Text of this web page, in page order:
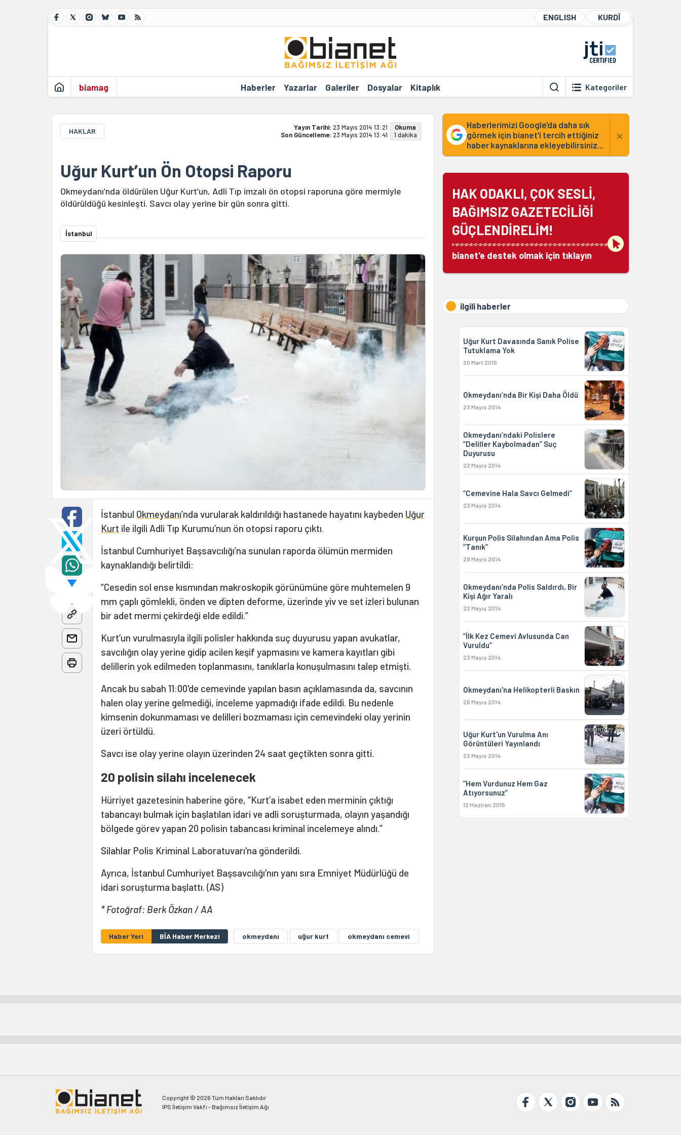
ENGLISH KURDÎ
biamag Haberler Yazarlar Galeriler Dosyalar Kitaplık Kategoriler
HAKLAR Yayın Tarihi: 23 Mayıs 2014 13:21
Son Güncelleme: 23 Mayıs 2014 13:41
Okuma
1 dakika
Uğur Kurt’un Ön Otopsi Raporu
Okmeydanı’nda öldürülen Uğur Kurt’un, Adli Tıp imzalı ön otopsi raporuna göre mermiyle
öldürüldüğü kesinleşti. Savcı olay yerine bir gün sonra gitti.
İstanbul
İstanbul Okmeydanı’nda vurularak kaldırıldığı hastanede hayatını kaybeden Uğur
Kurt ile ilgili Adli Tıp Kurumu’nun ön otopsi raporu çıktı.
İstanbul Cumhuriyet Başsavcılığı’na sunulan raporda ölümün mermiden
kaynaklandığı belirtildi:
“Cesedin sol ense kısmından makroskopik görünümüne göre muhtemelen 9
mm çaplı gömlekli, önden ve dipten deforme, üzerinde yiv ve set izleri bulunan
bir adet mermi çekirdeği elde edildi.”
Kurt’un vurulmasıyla ilgili polisler hakkında suç duyurusu yapan avukatlar,
savcılığın olay yerine gidip acilen keşif yapmasını ve kamera kayıtları gibi
delillerin yok edilmeden toplanmasını, tanıklarla konuşulmasını talep etmişti.
Ancak bu sabah 11:00'de cemevinde yapılan basın açıklamasında da, savcının
halen olay yerine gelmediği, inceleme yapmadığı ifade edildi. Bu nedenle
kimsenin dokunmaması ve delilleri bozmaması için cemevindeki olay yerinin
üzeri örtüldü.
Savcı ise olay yerine olayın üzerinden 24 saat geçtikten sonra gitti.
20 polisin silahı incelenecek
Hürriyet gazetesinin haberine göre, “Kurt’a isabet eden merminin çıktığı
tabancayı bulmak için başlatılan idari ve adli soruşturmada, olayın yaşandığı
bölgede görev yapan 20 polisin tabancası kriminal incelemeye alındı.”
Silahlar Polis Kriminal Laboratuvarı'na gönderildi.
Ayrıca, İstanbul Cumhuriyet Başsavcılığı’nın yanı sıra Emniyet Müdürlüğü de
idari soruşturma başlattı. (AS)
* Fotoğraf: Berk Özkan / AA
Haber Yeri BİA Haber Merkezi okmeydanı uğur kurt okmeydanı cemevi
Haberlerimizi Google'da daha sık
görmek için bianet'i tercih ettiğiniz
haber kaynaklarına ekleyebilirsiniz...
×
HAK ODAKLI, ÇOK SESLİ,
BAĞIMSIZ GAZETECİLİĞİ
GÜÇLENDİRELİM!
bianet'e destek olmak için tıklayın
ilgili haberler
Uğur Kurt Davasında Sanık Polise
Tutuklama Yok
20 Mart 2015
Okmeydanı’nda Bir Kişi Daha Öldü
23 Mayıs 2014
Okmeydanı’ndaki Polislere
“Deliller Kaybolmadan” Suç
Duyurusu
22 Mayıs 2014
“Cemevine Hala Savcı Gelmedi”
23 Mayıs 2014
Kurşun Polis Silahından Ama Polis
“Tanık”
29 Mayıs 2014
Okmeydanı’nda Polis Saldırdı, Bir
Kişi Ağır Yaralı
22 Mayıs 2014
“İlk Kez Cemevi Avlusunda Can
Vuruldu”
23 Mayıs 2014
Okmeydanı'na Helikopterli Baskın
26 Mayıs 2014
Uğur Kurt'un Vurulma Anı
Görüntüleri Yayınlandı
22 Mayıs 2014
“Hem Vurdunuz Hem Gaz
Atıyorsunuz”
12 Haziran 2015
Copyright © 2026 Tüm Hakları Saklıdır
IPS İletişim Vakfı - Bağımsız İletişim Ağı